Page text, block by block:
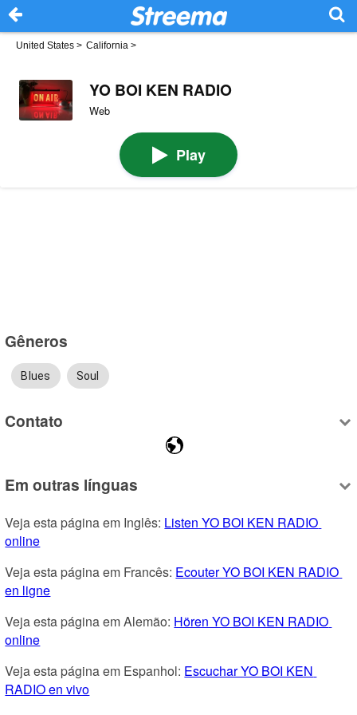
United States > California >
YO BOI KEN RADIO
Web
Play
Gêneros
Blues Soul
Contato
Em outras línguas
Veja esta página em Inglês: Listen YO BOI KEN RADIO
online
Veja esta página em Francês: Ecouter YO BOI KEN RADIO
en ligne
Veja esta página em Alemão: Hören YO BOI KEN RADIO
online
Veja esta página em Espanhol: Escuchar YO BOI KEN
RADIO en vivo